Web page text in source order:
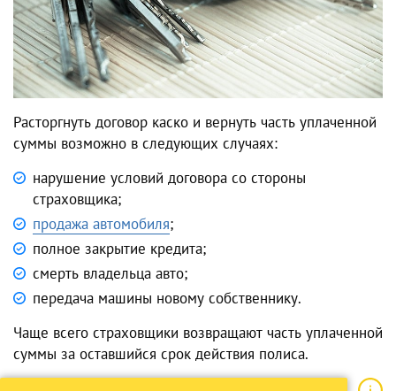
Расторгнуть договор каско и вернуть часть уплаченной
суммы возможно в следующих случаях:
нарушение условий договора со стороны
страховщика;
продажа автомобиля;
полное закрытие кредита;
смерть владельца авто;
передача машины новому собственнику.
Чаще всего страховщики возвращают часть уплаченной
суммы за оставшийся срок действия полиса.